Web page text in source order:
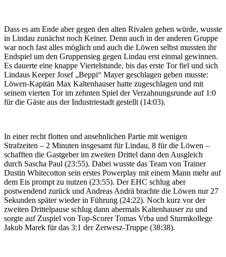
Dass es am Ende aber gegen den alten Rivalen gehen würde, wusste
in Lindau zunächst noch Keiner. Denn auch in der anderen Gruppe
war noch fast alles möglich und auch die Löwen selbst mussten ihr
Endspiel um den Gruppensieg gegen Lindau erst einmal gewinnen.
Es dauerte eine knappe Viertelstunde, bis das erste Tor fiel und sich
Lindaus Keeper Josef „Beppi“ Mayer geschlagen geben musste:
Löwen-Kapitän Max Kaltenhauser hatte zugeschlagen und mit
seinem vierten Tor im zehnten Spiel der Verzahnungsrunde auf 1:0
für die Gäste aus der Industriestadt gestellt (14:03).
In einer recht flotten und ansehnlichen Partie mit wenigen
Strafzeiten – 2 Minuten insgesamt für Lindau, 8 für die Löwen –
schafften die Gastgeber im zweiten Drittel dann den Ausgleich
durch Sascha Paul (23:55). Dabei wusste das Team von Trainer
Dustin Whitecotton sein erstes Powerplay mit einem Mann mehr auf
dem Eis prompt zu nutzen (23:55). Der EHC schlug aber
postwendend zurück und Andreas Andrä brachte die Löwen nur 27
Sekunden später wieder in Führung (24:22). Noch kurz vor der
zweiten Drittelpause schlug dann abermals Kaltenhauser zu und
sorgte auf Zuspiel von Top-Scorer Tomas Vrba und Sturmkollege
Jakub Marek für das 3:1 der Zerwesz-Truppe (38:38).